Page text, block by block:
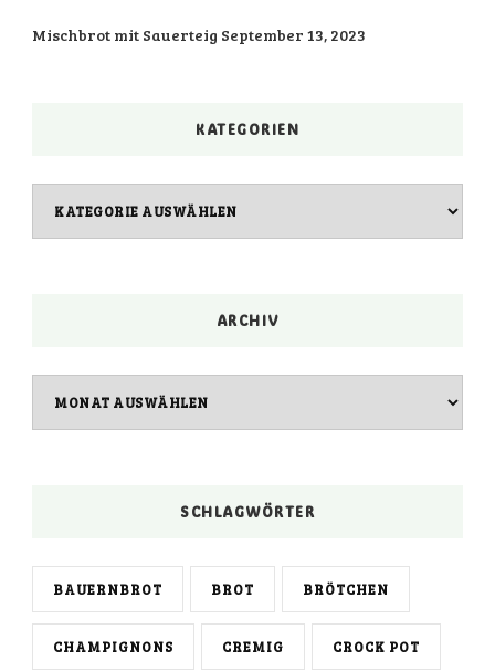
Mischbrot mit Sauerteig September 13, 2023
KATEGORIEN
ARCHIV
SCHLAGWÖRTER
BAUERNBROT BROT BRÖTCHEN
CHAMPIGNONS CREMIG CROCK POT